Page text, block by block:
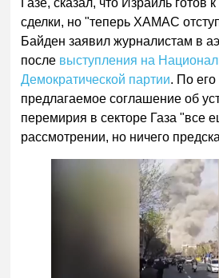
сделки, но "теперь ХАМАС
Байден заявил журналистам в
после выступления на
Демократической партии. По
предлагаемое соглашение об
перемирия в секторе Газа "все
рассмотрении, но ничего